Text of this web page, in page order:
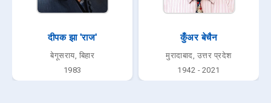
दीपक झा 'राज'
बेगूसराय, बिहार
1983
कुँअर बेचैन
मुरादाबाद, उत्तर प्रदेश
1942 - 2021